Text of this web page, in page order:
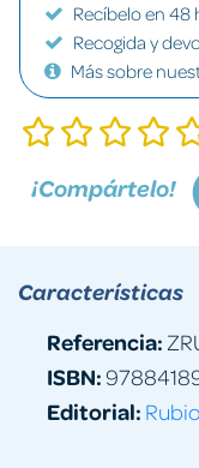
Recíbelo en 48
Recogida y
Más sobre
¡Compártelo!
Características
Referencia:
ISBN:
Editorial: Rubio